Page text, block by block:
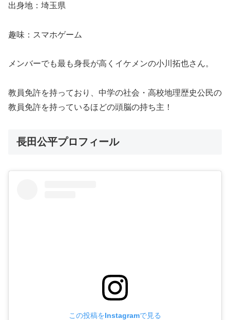
出身地：埼玉県
趣味：スマホゲーム
メンバーでも最も身長が高くイケメンの小川拓也さん。
教員免許を持っており、中学の社会・高校地理歴史公民の
教員免許を持っているほどの頭脳の持ち主！
長田公平プロフィール
この投稿をInstagramで見る